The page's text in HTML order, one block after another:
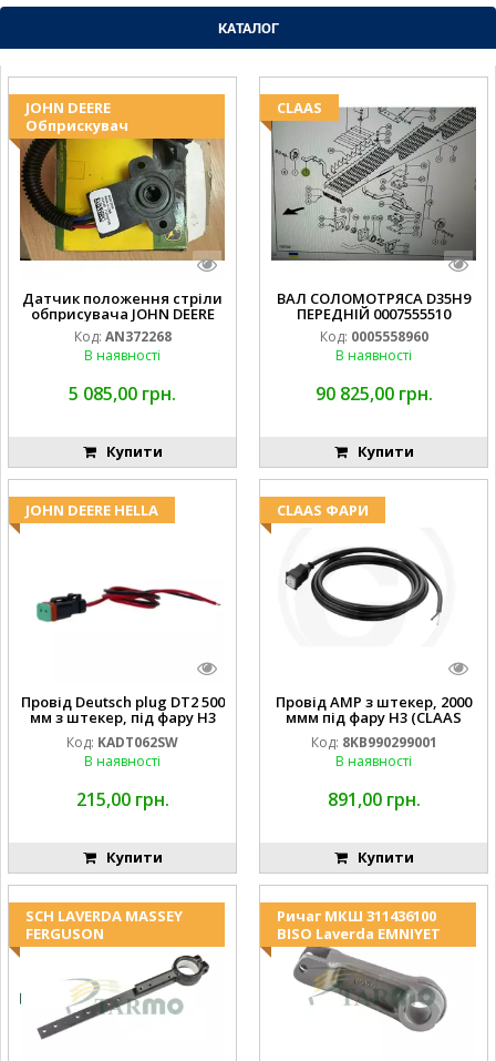
КАТАЛОГ
JOHN DEERE
Обприскувач
Датчик положення стріли
обприсувача JOHN DEERE
Код: AN372268
В наявності
5 085,00 грн.
Купити
CLAAS
ВАЛ СОЛОМОТРЯСА D35H9
ПЕРЕДНІЙ 0007555510
Код: 0005558960
В наявності
90 825,00 грн.
Купити
JOHN DEERE HELLA
Провід Deutsch plug DT2 500
мм з штекер, під фару H3
(JOHN DEERE AL116438
994.184.00) ) Kramp Hella
Код: KADT062SW
В наявності
215,00 грн.
Купити
CLAAS ФАРИ
Провід AMP з штекер, 2000
ммм під фару H3 (CLAAS
013733) Hella
Код: 8KB990299001
В наявності
891,00 грн.
Купити
SCH LAVERDA MASSEY
FERGUSON
Ричаг МКШ 311436100
BISO Laverda EMNIYET